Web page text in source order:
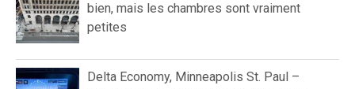
bien, mais les chambres sont vraiment
petites
Delta Economy, Minneapolis St. Paul –